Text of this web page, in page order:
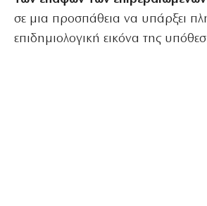
σε μια προσπάθεια να υπάρξει
επιδημιολογική εικόνα της